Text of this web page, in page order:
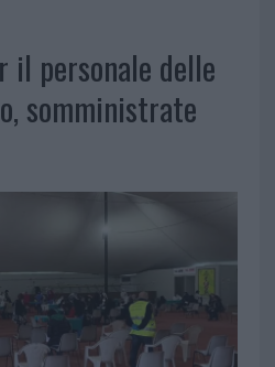
il personale delle
somministrate